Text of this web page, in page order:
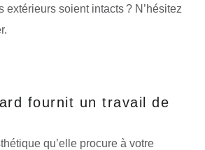
extérieurs soient intacts ? N’hésitez
fournit un travail de
qu’elle procure à votre